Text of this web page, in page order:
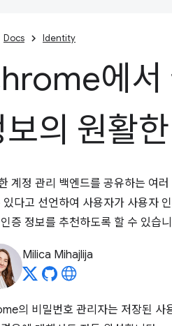
Docs Identity
에서
의 원활
계정 관리 백엔드를 공유하는 여
있다고 선언하여 사용자가 사용자
증 정보를 추천하도록 할 수 있습
Milica Mihajlija
의 비밀번호 관리자는 저장된 사